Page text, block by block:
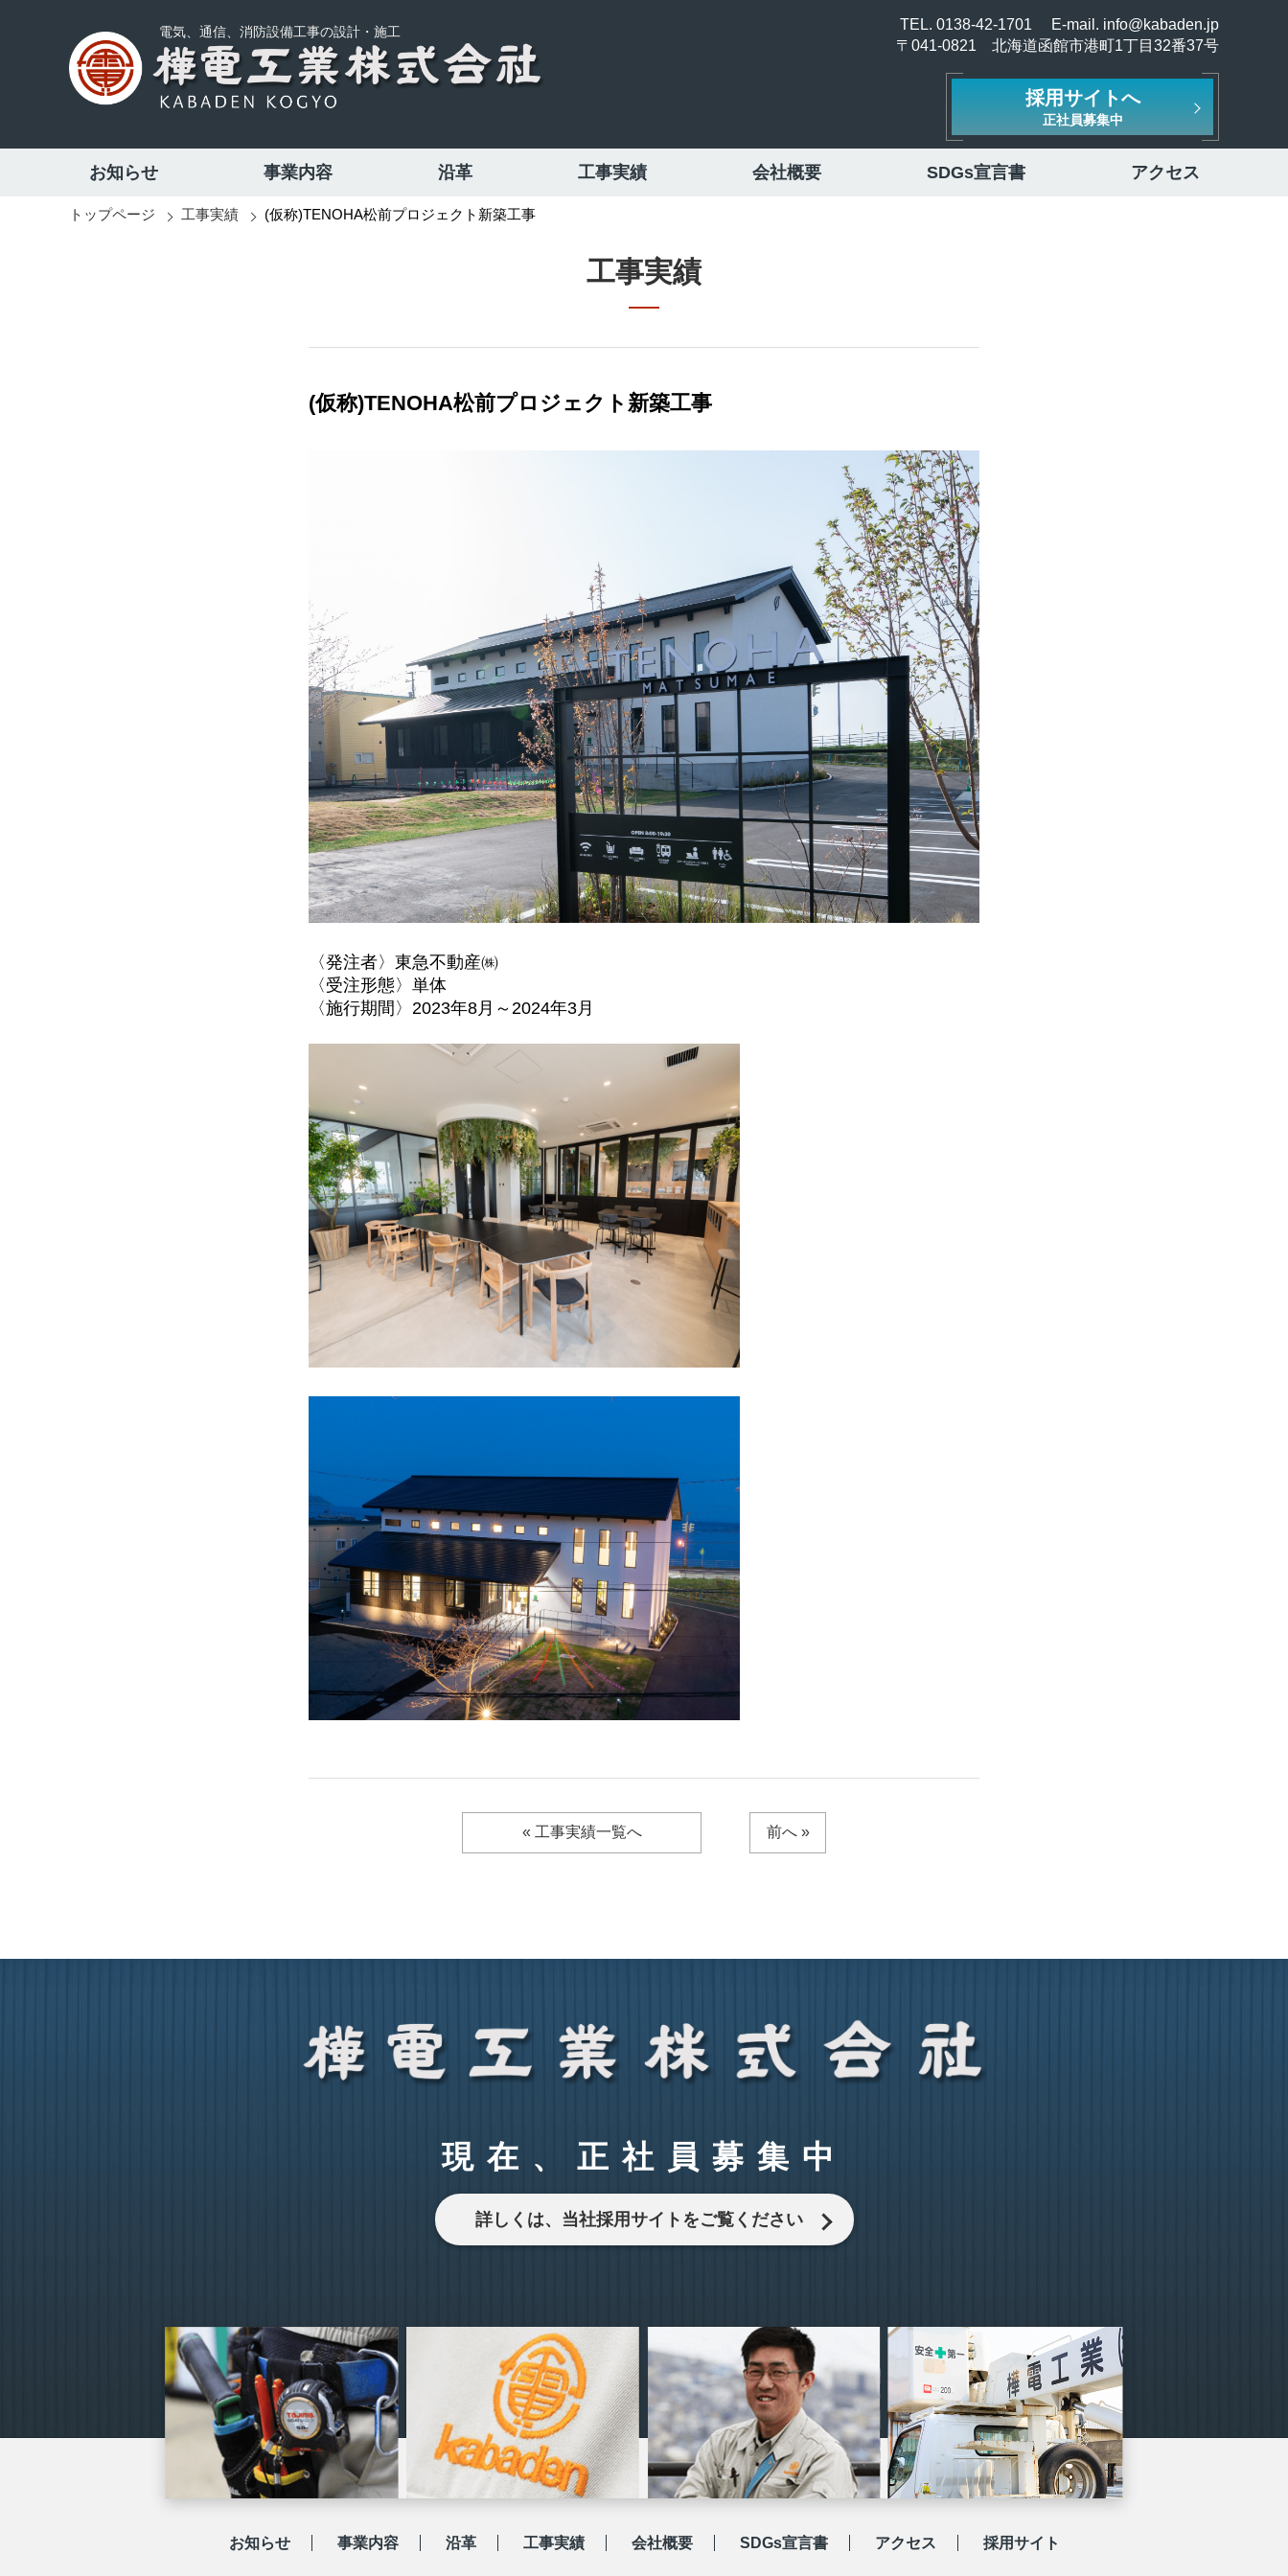
電気、通信、消防設備工事の設計・施工 TEL. 0138-42-1701 E-mail. info@kabaden.jp
〒041-0821 北海道函館市港町1丁目32番37号
採用サイトへ
正社員募集中
お知らせ 事業内容 沿革 工事実績 会社概要 SDGs宣言書 アクセス
トップページ 工事実績 (仮称)TENOHA松前プロジェクト新築工事
工事実績
(仮称)TENOHA松前プロジェクト新築工事
〈発注者〉東急不動産㈱
〈受注形態〉単体
〈施行期間〉2023年8月～2024年3月
« 工事実績一覧へ 前へ »
現在、正社員募集中
詳しくは、当社採用サイトをご覧ください
お知らせ 事業内容 沿革 工事実績 会社概要 SDGs宣言書 アクセス 採用サイト